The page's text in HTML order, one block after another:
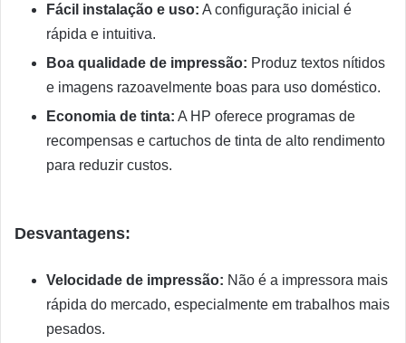
Fácil instalação e uso: A configuração inicial é
rápida e intuitiva.
Boa qualidade de impressão: Produz textos nítidos
e imagens razoavelmente boas para uso doméstico.
Economia de tinta: A HP oferece programas de
recompensas e cartuchos de tinta de alto rendimento
para reduzir custos.
Desvantagens:
Velocidade de impressão: Não é a impressora mais
rápida do mercado, especialmente em trabalhos mais
pesados.